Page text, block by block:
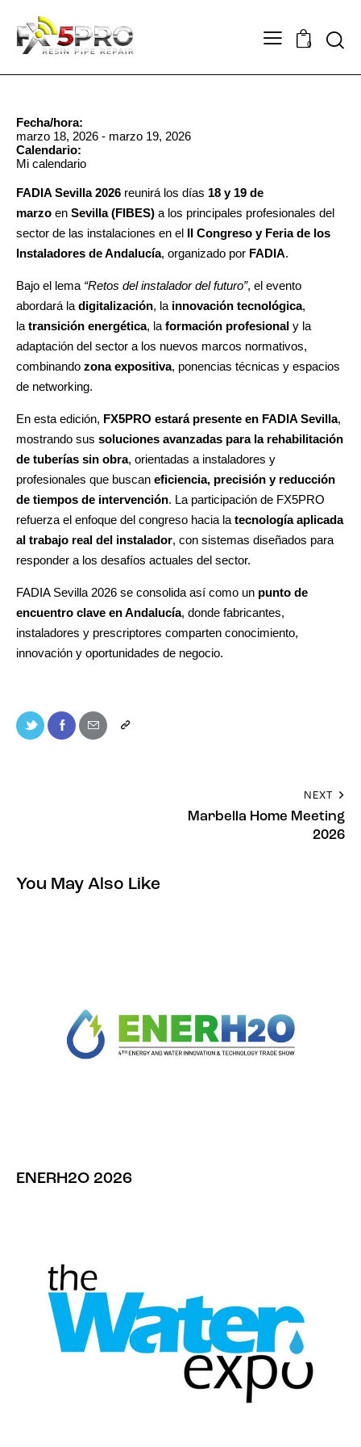
0
Fecha/hora:
marzo 18, 2026 - marzo 19, 2026
Calendario:
Mi calendario
FADIA Sevilla 2026 reunirá los días 18 y 19 de
marzo en Sevilla (FIBES) a los principales profesionales del
sector de las instalaciones en el II Congreso y Feria de los
Instaladores de Andalucía, organizado por FADIA.
Bajo el lema “Retos del instalador del futuro”, el evento
abordará la digitalización, la innovación tecnológica,
la transición energética, la formación profesional y la
adaptación del sector a los nuevos marcos normativos,
combinando zona expositiva, ponencias técnicas y espacios
de networking.
En esta edición, FX5PRO estará presente en FADIA Sevilla,
mostrando sus soluciones avanzadas para la rehabilitación
de tuberías sin obra, orientadas a instaladores y
profesionales que buscan eficiencia, precisión y reducción
de tiempos de intervención. La participación de FX5PRO
refuerza el enfoque del congreso hacia la tecnología aplicada
al trabajo real del instalador, con sistemas diseñados para
responder a los desafíos actuales del sector.
FADIA Sevilla 2026 se consolida así como un punto de
encuentro clave en Andalucía, donde fabricantes,
instaladores y prescriptores comparten conocimiento,
innovación y oportunidades de negocio.
NEXT
Marbella Home Meeting
2026
You May Also Like
ENERH2O 2026